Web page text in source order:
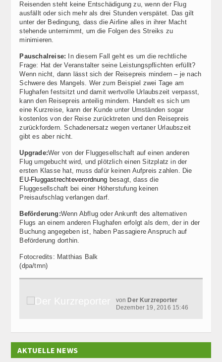
Reisenden steht keine Entschädigung zu, wenn der Flug
ausfällt oder sich mehr als drei Stunden verspätet. Das gilt
unter der Bedingung, dass die Airline alles in ihrer Macht
stehende unternimmt, um die Folgen des Streiks zu
minimieren.
Pauschalreise: In diesem Fall geht es um die rechtliche
Frage: Hat der Veranstalter seine Leistungspflichten erfüllt?
Wenn nicht, dann lässt sich der Reisepreis mindern – je nach
Schwere des Mangels. Wer zum Beispiel zwei Tage am
Flughafen festsitzt und damit wertvolle Urlaubszeit verpasst,
kann den Reisepreis anteilig mindern. Handelt es sich um
eine Kurzreise, kann der Kunde unter Umständen sogar
kostenlos von der Reise zurücktreten und den Reisepreis
zurückfordern. Schadenersatz wegen vertaner Urlaubszeit
gibt es aber nicht.
Upgrade:Wer von der Fluggesellschaft auf einen anderen
Flug umgebucht wird, und plötzlich einen Sitzplatz in der
ersten Klasse hat, muss dafür keinen Aufpreis zahlen. Die
EU-Fluggastrechteverordnung besagt, dass die
Fluggesellschaft bei einer Höherstufung keinen
Preisaufschlag verlangen darf.
Beförderung:Wenn Abflug oder Ankunft des alternativen
Flugs an einem anderen Flughafen erfolgt als dem, der in der
Buchung angegeben ist, haben Passagiere Anspruch auf
Beförderung dorthin.
Fotocredits: Matthias Balk
(dpa/tmn)
von Der Kurzreporter
Dezember 19, 2016 15:46
AKTUELLE NEWS